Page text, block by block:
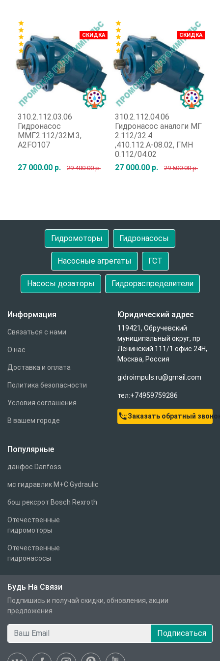
310.2.112.03.06
Гидронасос
ММГ2.112/32М.3,
A2FO107
27 000.00 р. 29 400.00 р.
СКИДКА
star
star
star
star
star
310.2.112.04.06
Гидронасос аналоги МГ
2.112/32.4
,410.112.А-08.02, ГМН
0.112/04.02
27 000.00 р.
29 500.00 р.
СКИДКА
star
star
star
star
star
Гидромоторы Гидронасосы
Насосные агрегаты ГСТ
Насосы дозаторы Гидрораспределители
Информация
Связаться с нами
О нас
Доставка и оплата
Политика безопасности
Условия соглашения
В вашем городе
Юридический адрес
119421, Обручевский
муниципальный округ, пр
Ленинский 111/1 офис 24Н,
Москва, Россия
gidroimpuls.ru@gmail.com
тел:+74959759286
settings_phoneЗаказать обратный
Популярные
данфос Danfoss
мс гидравлик M+C Gydraulic
бош рексрот Bosch Rexroth
Отечественные
гидромоторы
Отечественные
гидронасосы
Будь На Связи
Подпишись и получай скидки, обновления, акции
предложения
Подписаться